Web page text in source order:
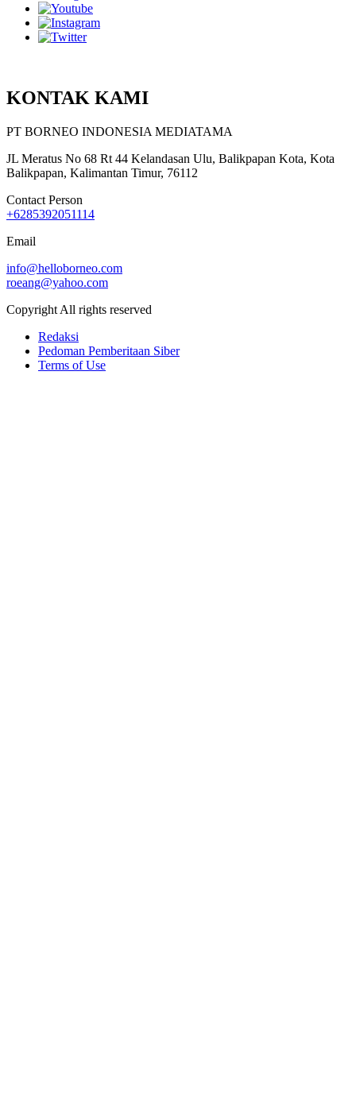
KONTAK KAMI
PT BORNEO INDONESIA MEDIATAMA
JL Meratus No 68 Rt 44 Kelandasan Ulu, Balikpapan Kota, Kota
Balikpapan, Kalimantan Timur, 76112
Contact Person
+6285392051114
Email
info@helloborneo.com
roeang@yahoo.com
Copyright All rights reserved
Redaksi
Pedoman Pemberitaan Siber
Terms of Use